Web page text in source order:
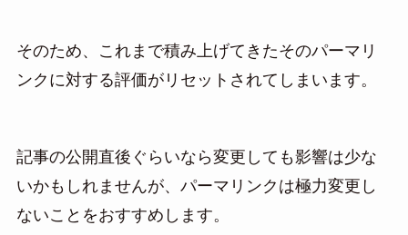
そのため、これまで積み上げてきたそのパーマリ
ンクに対する評価がリセットされてしまいます。
記事の公開直後ぐらいなら変更しても影響は少な
いかもしれませんが、パーマリンクは極力変更し
ないことをおすすめします。